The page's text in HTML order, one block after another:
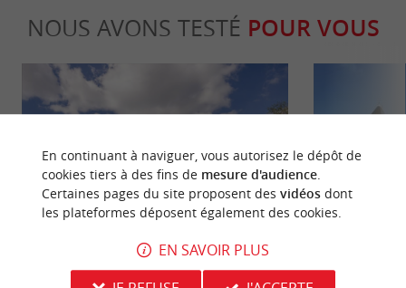
NOUS AVONS TESTÉ POUR VOUS
Château la Chèze, un hôtel-restaurant
3* de prestige aux portes de Bordeaux
Séjours / Weekend Culturelle
En continuant à naviguer, vous autorisez le dépôt de
cookies tiers à des fins de mesure d'audience.
Certaines pages du site proposent des vidéosdont
les plateformes déposent également des cookies.
EN SAVOIR PLUS